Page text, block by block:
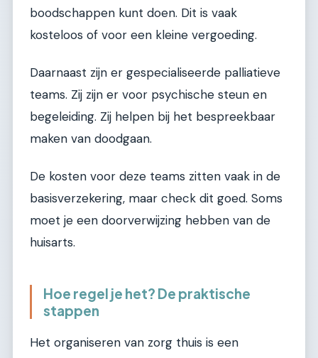
boodschappen kunt doen. Dit is vaak
kosteloos of voor een kleine vergoeding.
Daarnaast zijn er gespecialiseerde palliatieve
teams. Zij zijn er voor psychische steun en
begeleiding. Zij helpen bij het bespreekbaar
maken van doodgaan.
De kosten voor deze teams zitten vaak in de
basisverzekering, maar check dit goed. Soms
moet je een doorverwijzing hebben van de
huisarts.
Hoe regel je het? De praktische
stappen
Het organiseren van zorg thuis is een